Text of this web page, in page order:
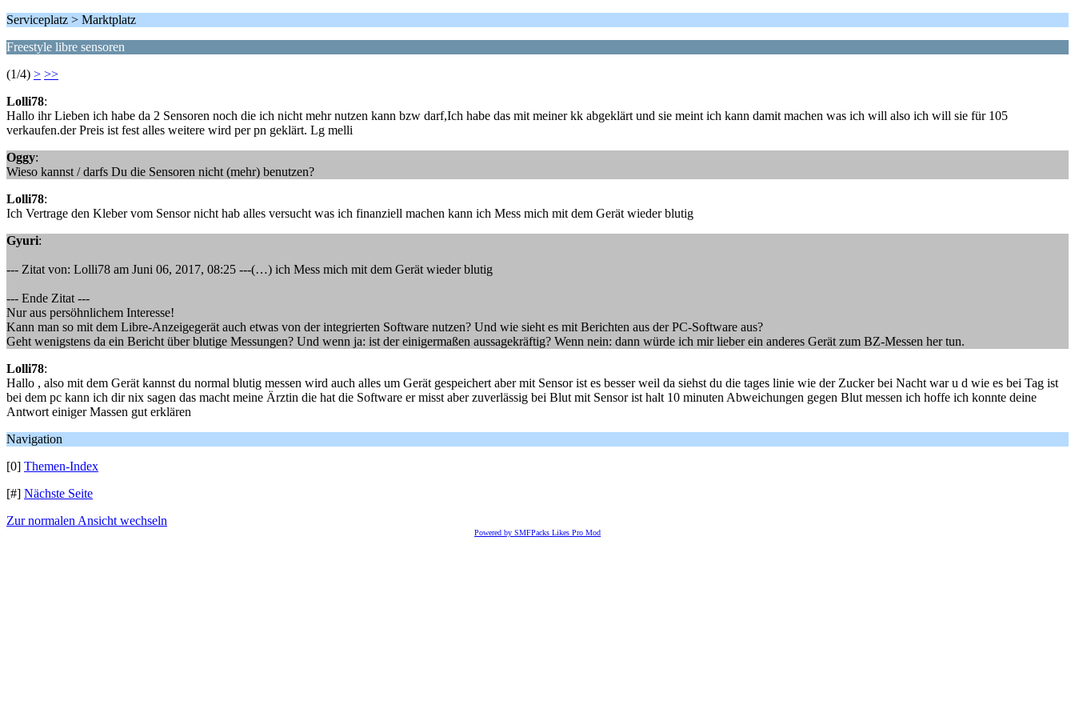
Serviceplatz > Marktplatz
Freestyle libre sensoren
(1/4) > >>
Lolli78:
Hallo ihr Lieben ich habe da 2 Sensoren noch die ich nicht mehr nutzen kann bzw darf,Ich habe das mit meiner kk abgeklärt und sie meint ich kann damit machen was ich will also ich will sie für 105
verkaufen.der Preis ist fest alles weitere wird per pn geklärt. Lg melli
Oggy:
Wieso kannst / darfs Du die Sensoren nicht (mehr) benutzen?
Lolli78:
Ich Vertrage den Kleber vom Sensor nicht hab alles versucht was ich finanziell machen kann ich Mess mich mit dem Gerät wieder blutig
Gyuri:
--- Zitat von: Lolli78 am Juni 06, 2017, 08:25 ---(…) ich Mess mich mit dem Gerät wieder blutig
--- Ende Zitat ---
Nur aus persöhnlichem Interesse!
Kann man so mit dem Libre-Anzeigegerät auch etwas von der integrierten Software nutzen? Und wie sieht es mit Berichten aus der PC-Software aus?
Geht wenigstens da ein Bericht über blutige Messungen? Und wenn ja: ist der einigermaßen aussagekräftig? Wenn nein: dann würde ich mir lieber ein anderes Gerät zum BZ-Messen her tun.
Lolli78:
Hallo , also mit dem Gerät kannst du normal blutig messen wird auch alles um Gerät gespeichert aber mit Sensor ist es besser weil da siehst du die tages linie wie der Zucker bei Nacht war u d wie es bei Tag ist
bei dem pc kann ich dir nix sagen das macht meine Ärztin die hat die Software er misst aber zuverlässig bei Blut mit Sensor ist halt 10 minuten Abweichungen gegen Blut messen ich hoffe ich konnte deine
Antwort einiger Massen gut erklären
Navigation
[0] Themen-Index
[#] Nächste Seite
Zur normalen Ansicht wechseln
Powered by SMFPacks Likes Pro Mod